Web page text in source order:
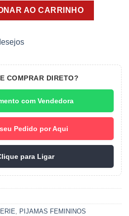
quantidade
AO CARRINHO
COMPRAR DIRETO?
com Vendedora
Pedido por Aqui
para Ligar
, PIJAMAS FEMININOS